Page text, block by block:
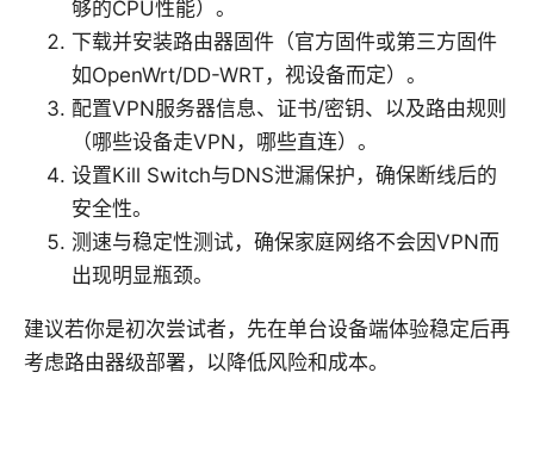
够的CPU性能）。
下载并安装路由器固件（官方固件或第三方固件
如OpenWrt/DD-WRT，视设备而定）。
配置VPN服务器信息、证书/密钥、以及路由规则
（哪些设备走VPN，哪些直连）。
设置Kill Switch与DNS泄漏保护，确保断线后的
安全性。
测速与稳定性测试，确保家庭网络不会因VPN而
出现明显瓶颈。
建议若你是初次尝试者，先在单台设备端体验稳定后再
考虑路由器级部署，以降低风险和成本。